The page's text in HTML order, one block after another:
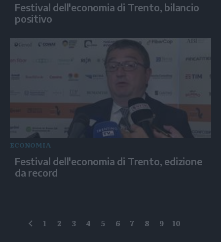
Festival dell'economia di Trento, bilancio
positivo
ECONOMIA
Festival dell'economia di Trento, edizione
da record
precedente
1 2 3 4 5 6 7 8 9 10